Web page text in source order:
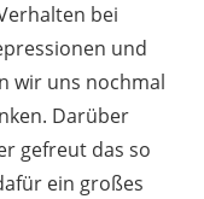
bei
und
wir uns nochmal
Darüber
gefreut das so
ein großes